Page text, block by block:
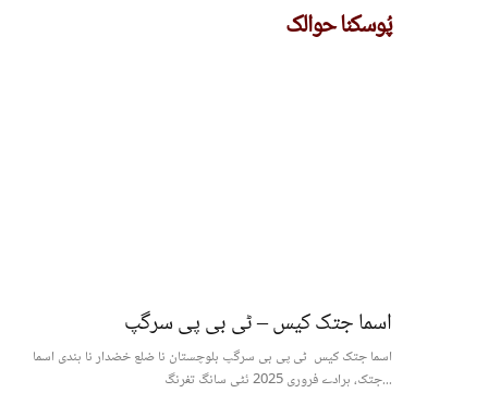
پُوسکنا حوالک
اسما جتک کیس – ٹی بی پی سرگپ
اسما جتک کیس ٹی پی بی سرگپ بلوچستان نا ضلع خضدار نا ہندی اسما
جتک، ہرادے فروری 2025 ئٹی سانگ تفرنگ...